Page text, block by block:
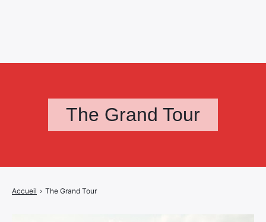
The Grand Tour
Accueil › The Grand Tour